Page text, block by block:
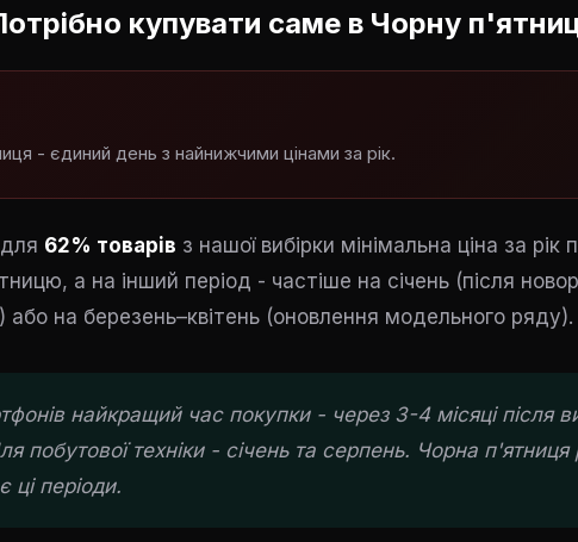
купувати саме в Чорну
- єдиний день з найнижчими цінами за рік.
для 62% товарів з нашої вибірки мінімальна ціна за
а на інший період - частіше на січень (після
або на березень–квітень (оновлення модельного ряду).
найкращий час покупки - через 3-4 місяці після
побутової техніки - січень та серпень. Чорна п'ятниця
ці періоди.